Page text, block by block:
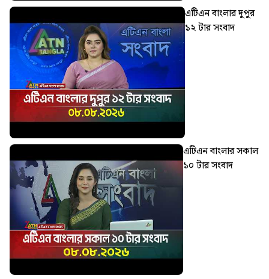
এটিএন বাংলার দুপুর
১২ টার সংবাদ
এটিএন বাংলার সকাল
১০ টার সংবাদ